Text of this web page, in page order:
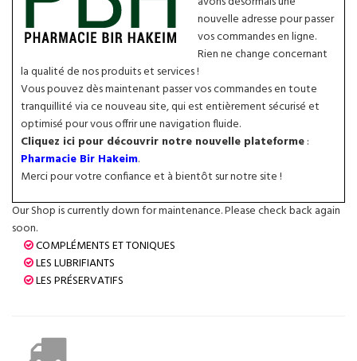
nouvelle adresse pour passer
vos commandes en ligne.
Rien ne change concernant
la qualité de nos produits et services !
Vous pouvez dès maintenant passer vos commandes en toute
tranquillité via ce nouveau site, qui est entièrement sécurisé et
optimisé pour vous offrir une navigation fluide.
Cliquez ici pour découvrir notre nouvelle plateforme:
Pharmacie Bir Hakeim.
Merci pour votre confiance et à bientôt sur notre site !
Our Shop is currently down for maintenance. Please check back again
soon.
COMPLÉMENTS ET TONIQUES
LES LUBRIFIANTS
LES PRÉSERVATIFS